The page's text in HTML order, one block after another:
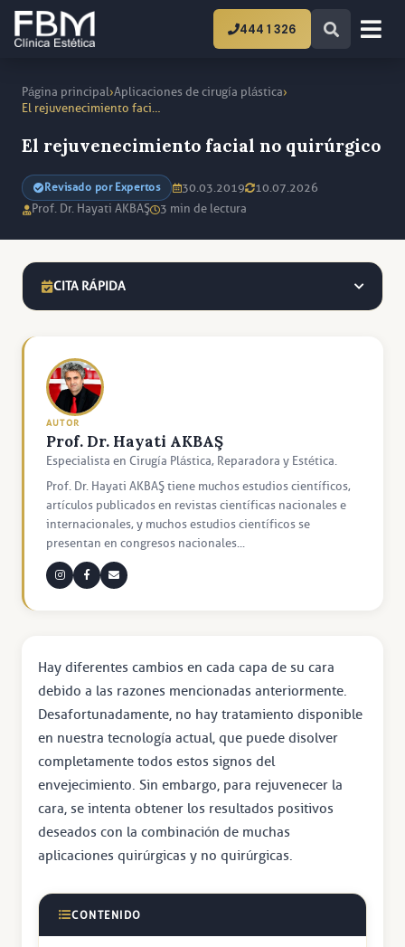
444 1 326
Página principal›Aplicaciones de cirugía plástica›
El rejuvenecimiento facial no quirúrgico
El rejuvenecimiento facial no quirúrgico
Revisado por Expertos 30.03.2019
10.07.2026
Prof. Dr. Hayati AKBAŞ
3 min de lectura
CITA RÁPIDA
AUTOR
Prof. Dr. Hayati AKBAŞ
Especialista en Cirugía Plástica, Reparadora y Estética.
Prof. Dr. Hayati AKBAŞ tiene muchos estudios científicos,
artículos publicados en revistas científicas nacionales e
internacionales, y muchos estudios científicos se
presentan en congresos nacionales...
Hay diferentes cambios en cada capa de su cara
debido a las razones mencionadas anteriormente.
Desafortunadamente, no hay tratamiento disponible
en nuestra tecnología actual, que puede disolver
completamente todos estos signos del
envejecimiento. Sin embargo, para rejuvenecer la
cara, se intenta obtener los resultados positivos
deseados con la combinación de muchas
aplicaciones quirúrgicas y no quirúrgicas.
CONTENIDO